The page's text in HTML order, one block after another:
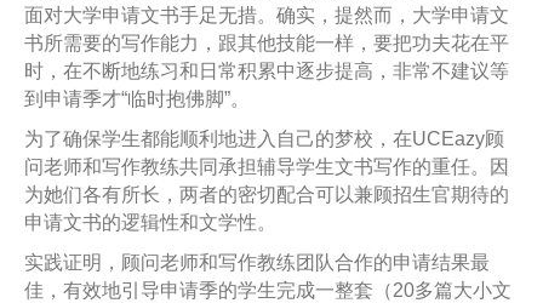
面对大学申请文书手足无措。确实，提然而，大学申请文
书所需要的写作能力，跟其他技能一样，要把功夫花在平
时，在不断地练习和日常积累中逐步提高，非常不建议等
到申请季才“临时抱佛脚”。
为了确保学生都能顺利地进入自己的梦校，在UCEazy顾
问老师和写作教练共同承担辅导学生文书写作的重任。因
为她们各有所长，两者的密切配合可以兼顾招生官期待的
申请文书的逻辑性和文学性。
实践证明，顾问老师和写作教练团队合作的申请结果最
佳，有效地引导申请季的学生完成一整套（20多篇大小文